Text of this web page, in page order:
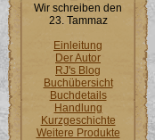
Wir schreiben den
23. Tammaz
Einleitung
Der Autor
RJ's Blog
Buchübersicht
Buchdetails
Handlung
Kurzgeschichte
Weitere Produkte